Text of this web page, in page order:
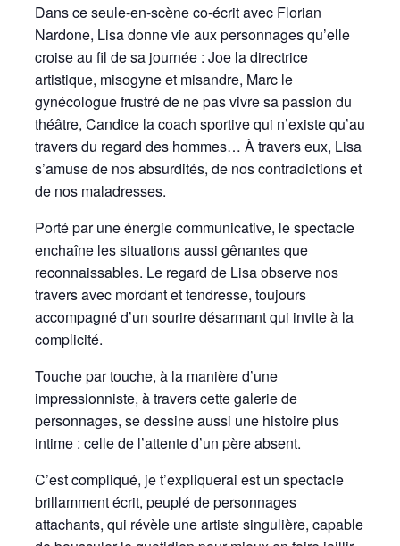
Dans ce seule-en-scène co-écrit avec Florian
Nardone, Lisa donne vie aux personnages qu’elle
croise au fil de sa journée : Joe la directrice
artistique, misogyne et misandre, Marc le
gynécologue frustré de ne pas vivre sa passion du
théâtre, Candice la coach sportive qui n’existe qu’au
travers du regard des hommes… À travers eux, Lisa
s’amuse de nos absurdités, de nos contradictions et
de nos maladresses.
Porté par une énergie communicative, le spectacle
enchaîne les situations aussi gênantes que
reconnaissables. Le regard de Lisa observe nos
travers avec mordant et tendresse, toujours
accompagné d’un sourire désarmant qui invite à la
complicité.
Touche par touche, à la manière d’une
impressionniste, à travers cette galerie de
personnages, se dessine aussi une histoire plus
intime : celle de l’attente d’un père absent.
C’est compliqué, je t’expliquerai est un spectacle
brillamment écrit, peuplé de personnages
attachants, qui révèle une artiste singulière, capable